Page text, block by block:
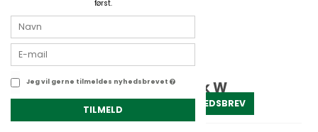
Aclima WoolNet Crew Neck W
først.
Jeg vil gerne tilmeldes nyhedsbrevet
TILMELD
TILMELD NYHEDSBREV